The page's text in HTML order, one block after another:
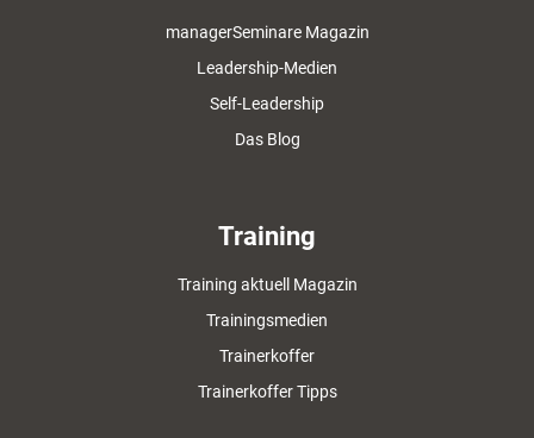
managerSeminare Magazin
Leadership-Medien
Self-Leadership
Das Blog
Training
Training aktuell Magazin
Trainingsmedien
Trainerkoffer
Trainerkoffer Tipps